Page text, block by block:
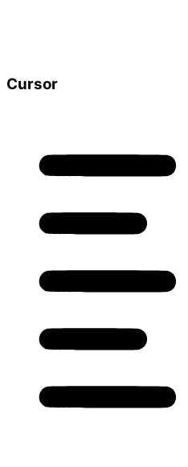
Cursor